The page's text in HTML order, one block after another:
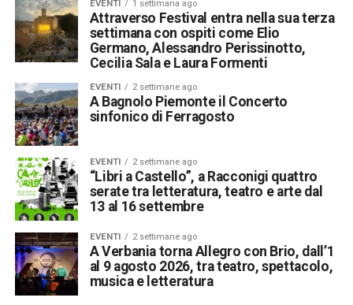
EVENTI 1 settimana ago
Attraverso Festival entra nella sua terza
settimana con ospiti come Elio
Germano, Alessandro Perissinotto,
Cecilia Sala e Laura Formenti
EVENTI 2 settimane ago
A Bagnolo Piemonte il Concerto
sinfonico di Ferragosto
EVENTI 2 settimane ago
“Libri a Castello”, a Racconigi quattro
serate tra letteratura, teatro e arte dal
13 al 16 settembre
EVENTI 2 settimane ago
A Verbania torna Allegro con Brio, dall’1
al 9 agosto 2026, tra teatro, spettacolo,
musica e letteratura